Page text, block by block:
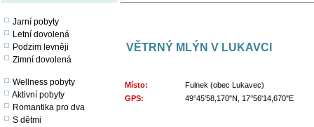
Jarní pobyty
Letní dovolená
Podzim levněji
Zimní dovolená
Wellness pobyty
Aktivní pobyty
Romantika pro dva
S dětmi
VĚTRNÝ MLÝN V LUKAVCI
Místo:
Fulnek (obec Lukavec)
GPS:
49°45'58,170"N, 17°56'14,670"E